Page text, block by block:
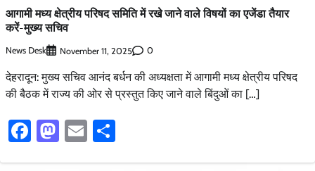
आगामी मध्य क्षेत्रीय परिषद समिति में रखे जाने वाले विषयों का एजेंडा तैयार
करें-मुख्य सचिव
News Desk November 11, 2025 0
देहरादून: मुख्य सचिव आनंद बर्धन की अध्यक्षता में आगामी मध्य क्षेत्रीय परिषद
की बैठक में राज्य की ओर से प्रस्तुत किए जाने वाले बिंदुओं का […]
Facebook
Mastodon
Email